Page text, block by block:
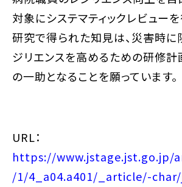
対象にシステマティックレビュー
研究で得られた知見は、災害時に
ジリエンスを高めるための研修計
の一助となることを願っています。
URL：
https://www.jstage.jst.go.jp/
/1/4_a04.a401/_article/-